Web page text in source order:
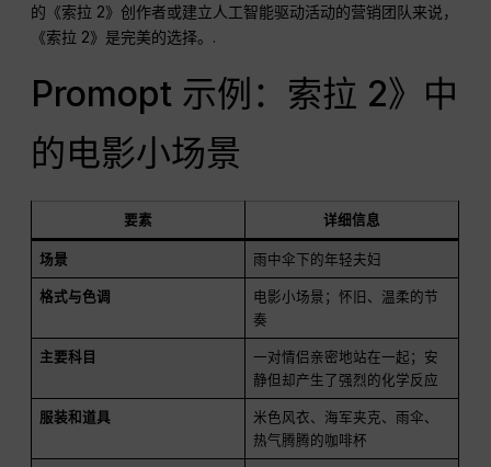
的《索拉 2》创作者或建立人工智能驱动活动的营销团队来说，
《索拉 2》是完美的选择。.
Promopt 示例：索拉 2》中
的电影小场景
要素 详细信息
场景 雨中伞下的年轻夫妇
格式与色调
电影小场景；怀旧、温柔的节
奏
主要科目
一对情侣亲密地站在一起；安
静但却产生了强烈的化学反应
服装和道具
米色风衣、海军夹克、雨伞、
热气腾腾的咖啡杯